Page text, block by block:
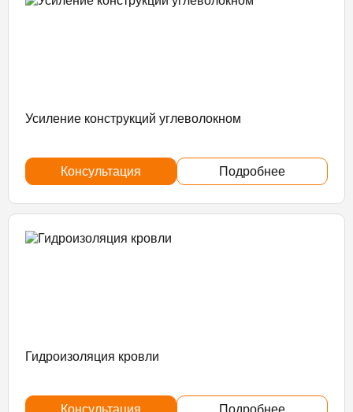
Усиление конструкций углеволокном
Консультация Подробнее
Гидроизоляция кровли
Консультация Подробнее